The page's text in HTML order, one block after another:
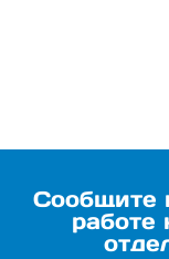
Сообщите